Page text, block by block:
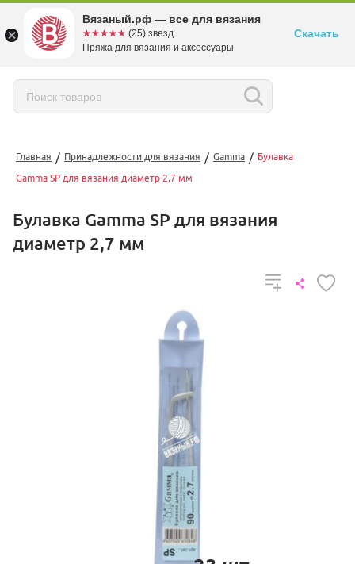
Главная / Принадлежности для вязания / Gamma / Булавка
Gamma SP для вязания диаметр 2,7 мм
Булавка Gamma SP для вязания
диаметр 2,7 мм
Вязаный.рф — все для вязания
☆☆☆☆☆
★★★★★ (25) звезд
Пряжа для вязания и аксессуары
Скачать